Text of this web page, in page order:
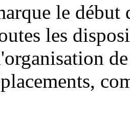
le début
les